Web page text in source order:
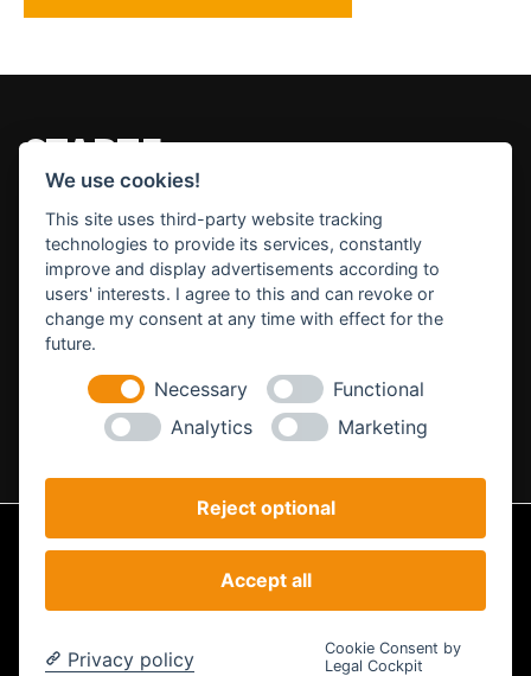
STARTE
DEIN NÄCHSTES PROJEKT
Lass uns gemeinsam etwas Großes schaffen.
SCHREIBSTE UNS →
PROJEKTE ENTDECKEN
Datenschutz
© STEILSTARTER - Powered by STEILSTARTER |
Cookie-Einstellungen
ändern
We use cookies!
This site uses third-party website tracking
technologies to provide its services, constantly
improve and display advertisements according to
users' interests. I agree to this and can revoke or
change my consent at any time with effect for the
future.
Necessary
Functional
Analytics
Marketing
Reject optional
Accept all
Privacy policy
Cookie Consent by
Legal Cockpit